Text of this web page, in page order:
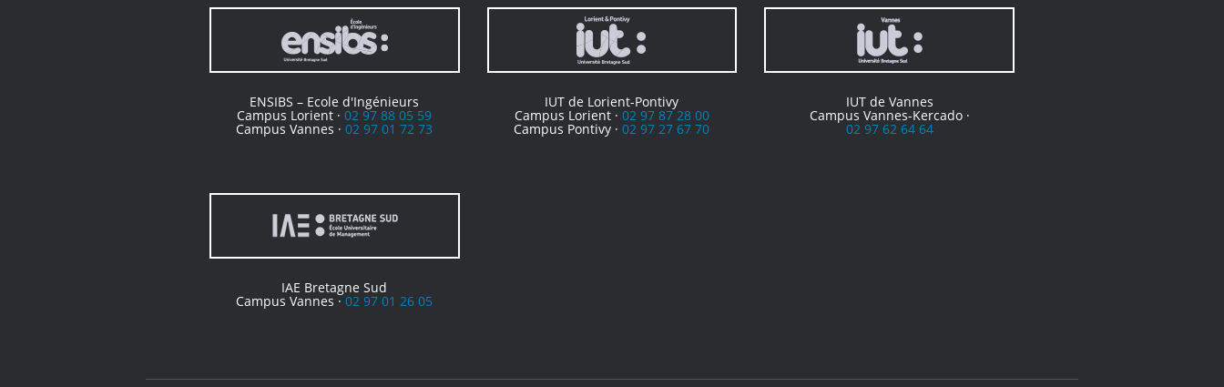
ENSIBS – Ecole d'Ingénieurs
Campus Lorient ·02 97 88 05 59
Campus Vannes ·02 97 01 72 73
IUT de Lorient-Pontivy
Campus Lorient · 02 97 87 28 00
Campus Pontivy ·02 97 27 67 70
IUT de Vannes
Campus Vannes-Kercado ·
02 97 62 64 64
IAE Bretagne Sud
Campus Vannes ·02 97 01 26 05